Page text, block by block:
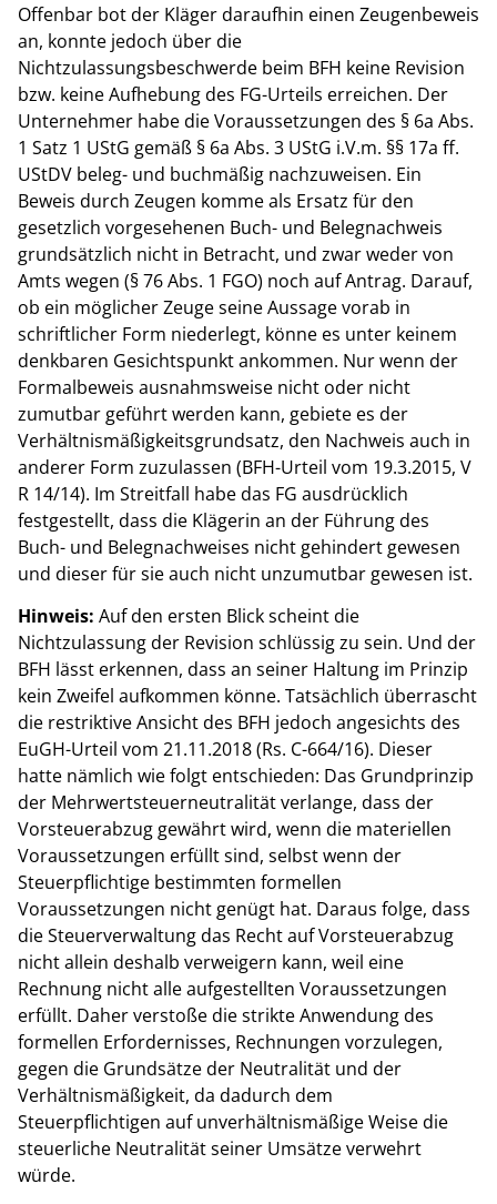
Offenbar bot der Kläger daraufhin einen Zeugenbeweis
an, konnte jedoch über die
Nichtzulassungsbeschwerde beim BFH keine Revision
bzw. keine Aufhebung des FG-Urteils erreichen. Der
Unternehmer habe die Voraussetzungen des § 6a Abs.
1 Satz 1 UStG gemäß § 6a Abs. 3 UStG i.V.m. §§ 17a ff.
UStDV beleg- und buchmäßig nachzuweisen. Ein
Beweis durch Zeugen komme als Ersatz für den
gesetzlich vorgesehenen Buch- und Belegnachweis
grundsätzlich nicht in Betracht, und zwar weder von
Amts wegen (§ 76 Abs. 1 FGO) noch auf Antrag. Darauf,
ob ein möglicher Zeuge seine Aussage vorab in
schriftlicher Form niederlegt, könne es unter keinem
denkbaren Gesichtspunkt ankommen. Nur wenn der
Formalbeweis ausnahmsweise nicht oder nicht
zumutbar geführt werden kann, gebiete es der
Verhältnismäßigkeitsgrundsatz, den Nachweis auch in
anderer Form zuzulassen (BFH-Urteil vom 19.3.2015, V
R 14/14). Im Streitfall habe das FG ausdrücklich
festgestellt, dass die Klägerin an der Führung des
Buch- und Belegnachweises nicht gehindert gewesen
und dieser für sie auch nicht unzumutbar gewesen ist.
Hinweis: Auf den ersten Blick scheint die
Nichtzulassung der Revision schlüssig zu sein. Und der
BFH lässt erkennen, dass an seiner Haltung im Prinzip
kein Zweifel aufkommen könne. Tatsächlich überrascht
die restriktive Ansicht des BFH jedoch angesichts des
EuGH-Urteil vom 21.11.2018 (Rs. C-664/16). Dieser
hatte nämlich wie folgt entschieden: Das Grundprinzip
der Mehrwertsteuerneutralität verlange, dass der
Vorsteuerabzug gewährt wird, wenn die materiellen
Voraussetzungen erfüllt sind, selbst wenn der
Steuerpflichtige bestimmten formellen
Voraussetzungen nicht genügt hat. Daraus folge, dass
die Steuerverwaltung das Recht auf Vorsteuerabzug
nicht allein deshalb verweigern kann, weil eine
Rechnung nicht alle aufgestellten Voraussetzungen
erfüllt. Daher verstoße die strikte Anwendung des
formellen Erfordernisses, Rechnungen vorzulegen,
gegen die Grundsätze der Neutralität und der
Verhältnismäßigkeit, da dadurch dem
Steuerpflichtigen auf unverhältnismäßige Weise die
steuerliche Neutralität seiner Umsätze verwehrt
würde.